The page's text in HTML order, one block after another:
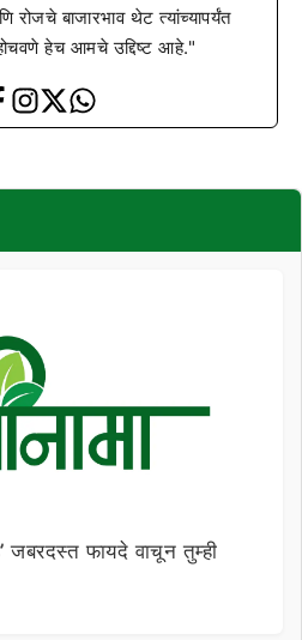
रोजचे बाजारभाव थेट त्यांच्यापर्यंत
हेच आमचे उद्दिष्ट आहे."
जबरदस्त फायदे वाचून तुम्ही